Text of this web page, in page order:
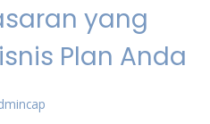
yang
Plan Anda